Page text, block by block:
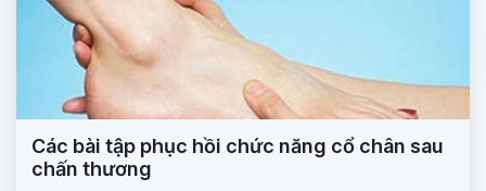
Các bài tập phục hồi chức năng cổ chân sau
chấn thương